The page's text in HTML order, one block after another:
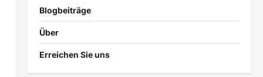
Blogbeiträge
Über
Erreichen Sie uns